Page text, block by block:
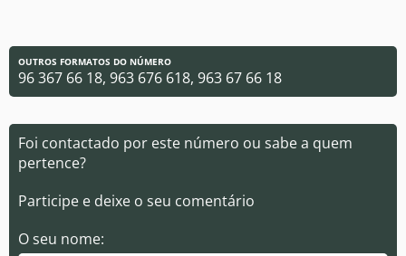
OUTROS FORMATOS DO NÚMERO
96 367 66 18, 963 676 618, 963 67 66 18
Foi contactado por este número ou sabe a quem
pertence?
Participe e deixe o seu comentário
O seu nome: